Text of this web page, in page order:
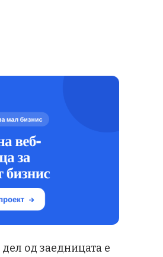
дел од заедницата е